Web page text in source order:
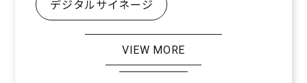
デジタルサイネージ
VIEW MORE